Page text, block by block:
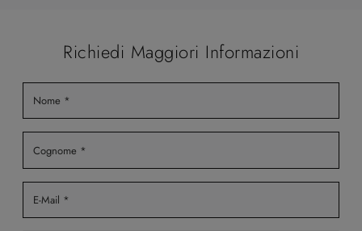
Richiedi Maggiori Informazioni